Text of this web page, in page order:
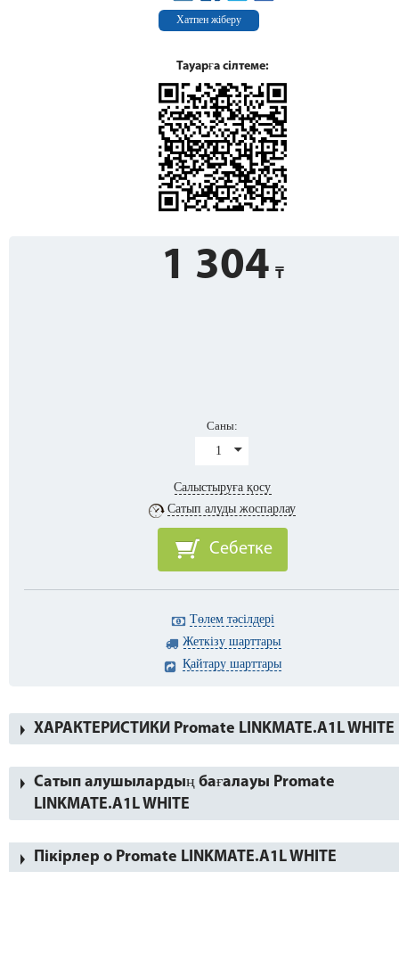
Хатпен жіберу
Тауарға сілтеме:
1 304
Саны:
1
Салыстыруға қосу
Сатып алуды жоспарлау
Себетке
Төлем тәсілдері
Жеткізу шарттары
Қайтару шарттары
ХАРАКТЕРИСТИКИ Promate LINKMATE.A1L WHITE
Сатып алушылардың бағалауы Promate
LINKMATE.A1L WHITE
Пікірлер о Promate LINKMATE.A1L WHITE